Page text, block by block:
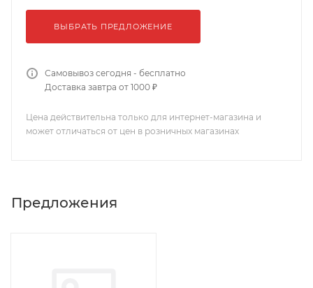
ВЫБРАТЬ ПРЕДЛОЖЕНИЕ
Самовывоз сегодня - бесплатно
Доставка завтра от 1000 ₽
Цена действительна только для интернет-магазина и
может отличаться от цен в розничных магазинах
Предложения